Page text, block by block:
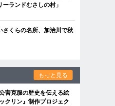
ランドむさしの村」
さくらの名所、加治川で秋
もっと見る
害克服の歴史を伝える絵
クリン』制作プロジェク